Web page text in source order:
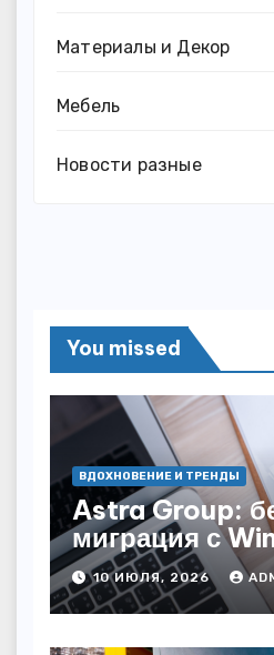
Материалы и Декор
Мебель
Новости разные
You missed
ВДОХНОВЕНИЕ И ТРЕНДЫ
Astra Group:
миграция с
как сохранить
10 ИЮЛЯ, 2026